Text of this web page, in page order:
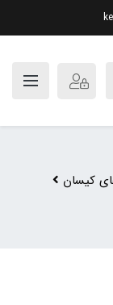
کیسان